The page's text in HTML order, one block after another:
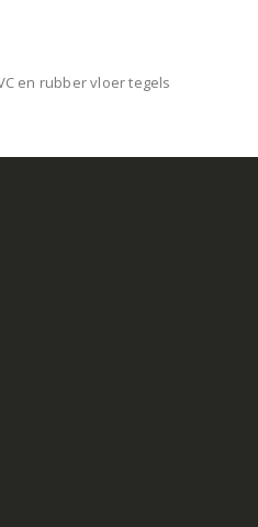
en rubber vloer tegels